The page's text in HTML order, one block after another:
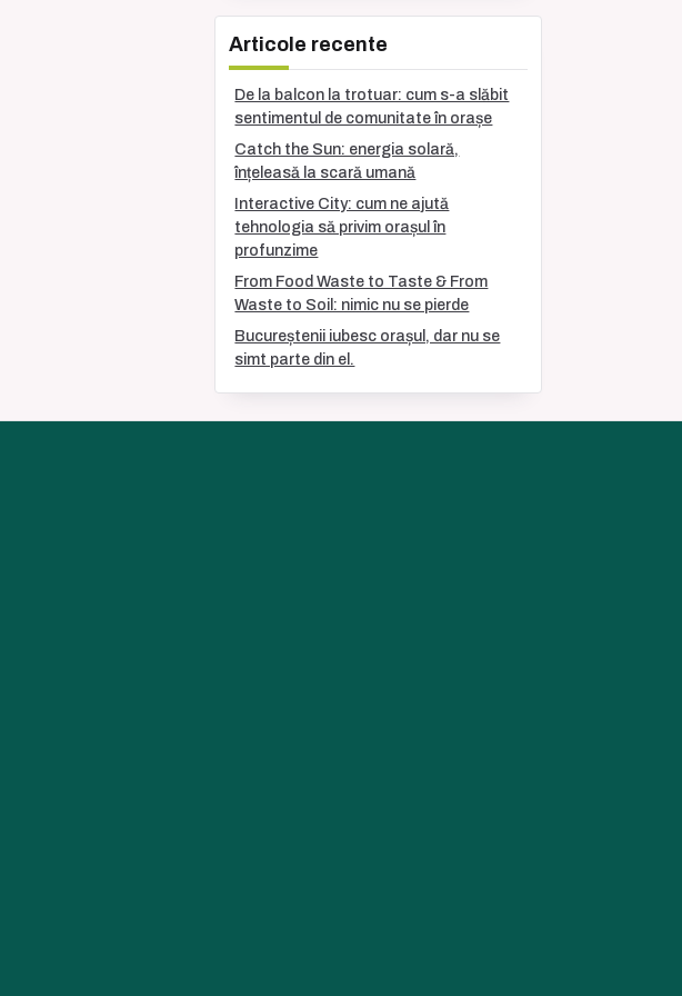
Articole recente
De la balcon la trotuar: cum s-a slăbit
sentimentul de comunitate în orașe
Catch the Sun: energia solară,
înțeleasă la scară umană
Interactive City: cum ne ajută
tehnologia să privim orașul în
profunzime
From Food Waste to Taste & From
Waste to Soil: nimic nu se pierde
Bucureștenii iubesc orașul, dar nu se
simt parte din el.